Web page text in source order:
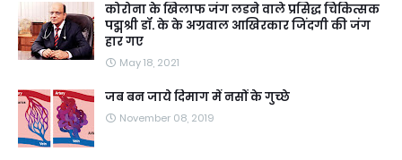
कोरोना के खिलाफ जंग लडने वाले प्रसिद्ध चिकित्सक
पद्मश्री डॉ. के के अग्रवाल आखिरकार जिंदगी की जंग
हार गए
May 18, 2021
जब बन जाये दिमाग में नसों के गुच्छे
November 08, 2019